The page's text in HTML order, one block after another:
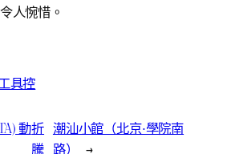
人惋惜。
具控
動折
騰
潮汕小館（北京·學院南
路）
→